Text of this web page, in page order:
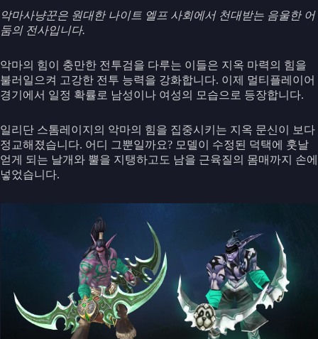
악마사냥꾼은 원대한 나이트 엘프 사회에서 천대받는 음울한 어
둠의 전사입니다.
악마의 힘이 충만한 전투검을 다루는 이들은 지옥 마력의 힘을
불러일으켜 고강한 전투 능력을 강화합니다. 이제 멀티플레이어
경기에서 일정 확률로 남성이나 여성의 모습으로 등장합니다.
일리단 스톰레이지의 악마의 힘을 집중시키는 지옥 문신이 보다
정교해졌습니다. 어디 그뿐일까요? 모델이 수정된 덕택에 훗날
얻게 되는 날개와 뿔을 지탱하고도 남을 근육질의 몸매까지 손에
넣었습니다.